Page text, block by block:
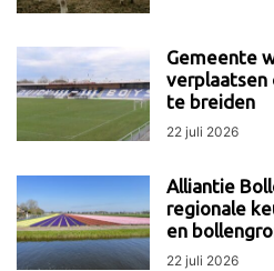
Gemeente
te breiden
22 juli 2026
Alliantie
regionale
en
22 juli 2026